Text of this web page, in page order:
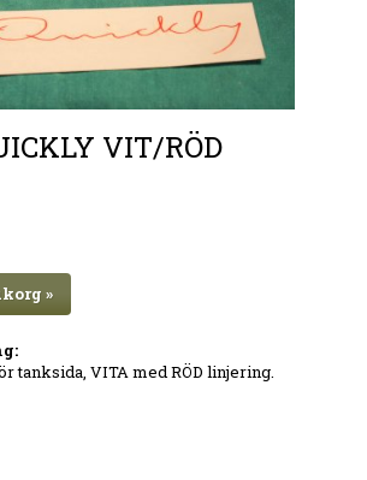
VIT/RÖD
»
tanksida, VITA med RÖD linjering.